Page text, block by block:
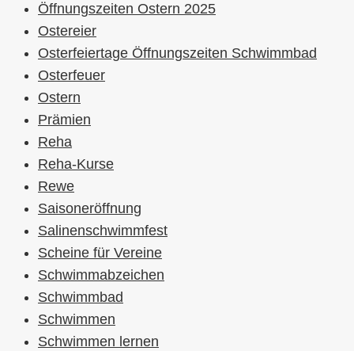
Öffnungszeiten Ostern 2025
Ostereier
Osterfeiertage Öffnungszeiten Schwimmbad
Osterfeuer
Ostern
Prämien
Reha
Reha-Kurse
Rewe
Saisoneröffnung
Salinenschwimmfest
Scheine für Vereine
Schwimmabzeichen
Schwimmbad
Schwimmen
Schwimmen lernen